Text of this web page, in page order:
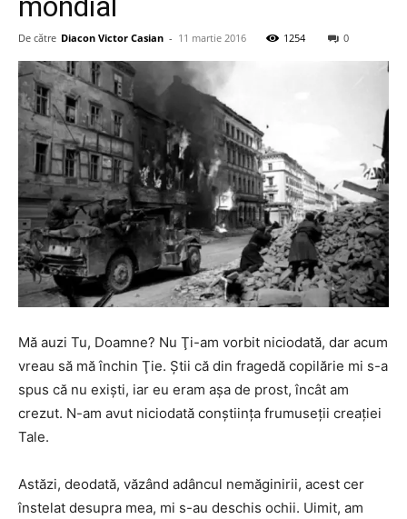
De către Diacon Victor Casian - 11 martie 2016 1254 0
Mă auzi Tu, Doamne? Nu Ţi-am vorbit niciodată, dar acum
vreau să mă închin Ţie. Ştii că din fragedă copilărie mi s-a
spus că nu exişti, iar eu eram aşa de prost, încât am
crezut. N-am avut niciodată conştiinţa frumuseţii creaţiei
Tale.
Astăzi, deodată, văzând adâncul nemăginirii, acest cer
înstelat desupra mea, mi s-au deschis ochii. Uimit, am